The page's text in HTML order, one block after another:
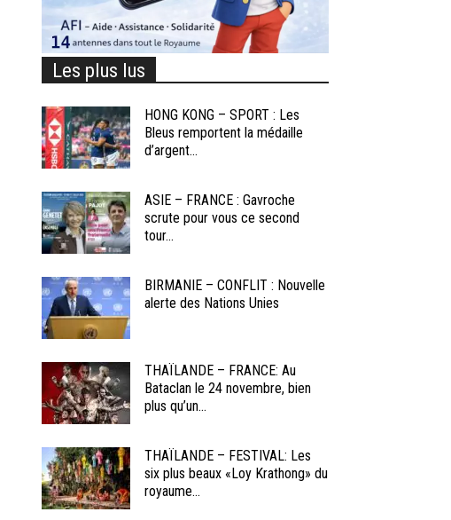
Les plus lus
HONG KONG – SPORT : Les
Bleus remportent la médaille
d’argent...
ASIE – FRANCE : Gavroche
scrute pour vous ce second
tour...
BIRMANIE – CONFLIT : Nouvelle
alerte des Nations Unies
THAÏLANDE – FRANCE: Au
Bataclan le 24 novembre, bien
plus qu’un...
THAÏLANDE – FESTIVAL: Les
six plus beaux «Loy Krathong» du
royaume...